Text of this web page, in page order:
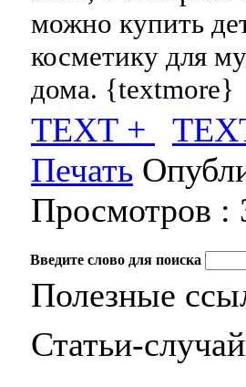
можно купить
косметику для
дома. {textmore}
TEXT +
Печать
Просмотров :
Введите слово для поиска
Полезные
Статьи-